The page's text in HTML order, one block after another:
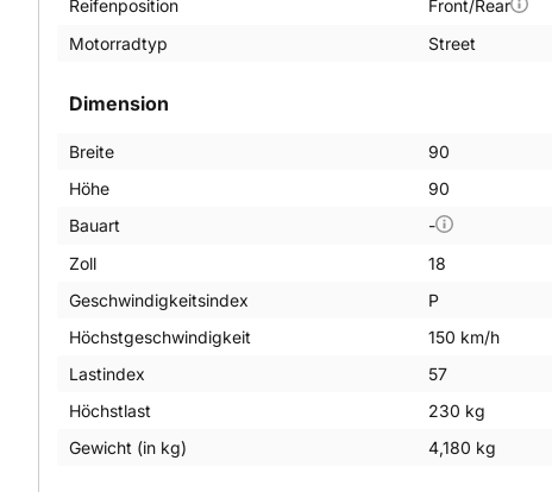
Dimension
Breite
90
Höhe
90
Bauart
-
Zoll
18
Geschwindigkeitsindex
P
Höchstgeschwindigkeit
150 km/h
Lastindex
57
Höchstlast
230 kg
Gewicht (in kg)
4,180 kg
Reifenposition
Front/Rear
Motorradtyp
Street